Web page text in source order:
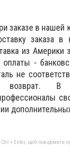
заказе в
заказа в
из Америки
-
не
возврат.
+ Enter, щоб повідомити